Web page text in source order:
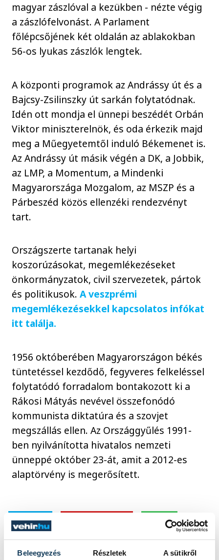
Beleegyezés Részletek A sütikről
magyar zászlóval a kezükben - nézte végig
a zászlófelvonást. A Parlament
főlépcsőjének két oldalán az ablakokban
56-os lyukas zászlók lengtek.
A központi programok az Andrássy út és a
Bajcsy-Zsilinszky út sarkán folytatódnak.
Idén ott mondja el ünnepi beszédét Orbán
Viktor miniszterelnök, és oda érkezik majd
meg a Műegyetemtől induló Békemenet is.
Az Andrássy út másik végén a DK, a Jobbik,
az LMP, a Momentum, a Mindenki
Magyarországa Mozgalom, az MSZP és a
Párbeszéd közös ellenzéki rendezvényt
tart.
Országszerte tartanak helyi
koszorúzásokat, megemlékezéseket
önkormányzatok, civil szervezetek, pártok
és politikusok.A veszprémi
megemlékezésekkel kapcsolatos infókat
itt találja.
1956 októberében Magyarországon békés
tüntetéssel kezdődő, fegyveres felkeléssel
folytatódó forradalom bontakozott ki a
Rákosi Mátyás nevével összefonódó
kommunista diktatúra és a szovjet
megszállás ellen. Az Országgyűlés 1991-
ben nyilvánította hivatalos nemzeti
ünneppé október 23-át, amit a 2012-es
alaptörvény is megerősített.
közélet 1956